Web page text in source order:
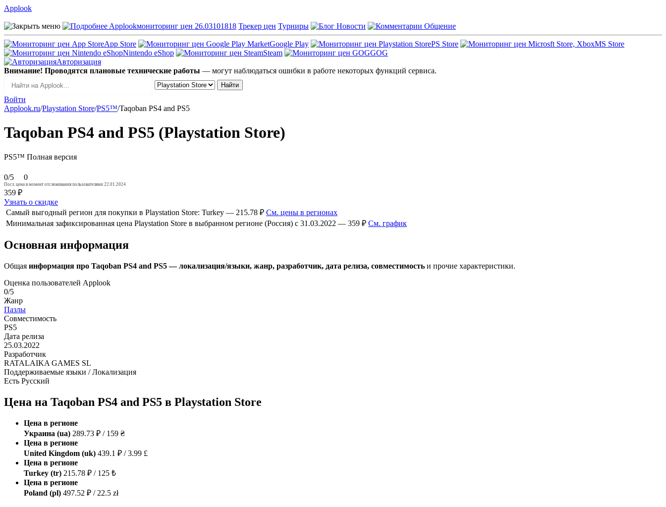
Applook
Applookмониторинг цен 26.03101818 Трекер цен Турниры Новости Общение
App Store Google Play PS Store
MS Store
Nintendo eShop
Steam
GOG
Авторизация
Внимание! Проводятся плановые технические работы — могут наблюдаться ошибки в работе некоторых функций сервиса.
Войти
Applook.ru/Playstation Store/PS5™/Taqoban PS4 and PS5
Taqoban PS4 and PS5 (Playstation Store)
PS5™ Полная версия
0/5 0
Посл. цена в момент отслеживания пользователями 22.01.2024
359 ₽
Узнать о скидке
Самый выгодный регион для покупки в Playstation Store: Turkey — 215.78 ₽ См. цены в регионах
Минимальная зафиксированная цена Playstation Store в выбранном регионе (Россия) с 31.03.2022 — 359 ₽ См. график
Основная информация
Общая информация про Taqoban PS4 and PS5 — локализация/языки, жанр, разработчик, дата релиза, совместимость и прочие характеристики.
Оценка пользователей Applook
0/5
Жанр
Пазлы
Совместимость
PS5
Дата релиза
25.03.2022
Разработчик
RATALAIKA GAMES SL
Поддерживаемые языки / Локализация
Есть Русский
Цена на Taqoban PS4 and PS5 в Playstation Store
Цена в регионе
Украина (ua) 289.73 ₽ / 159 ₴
Цена в регионе
United Kingdom (uk) 439.1 ₽ / 3.99 £
Цена в регионе
Turkey (tr) 215.78 ₽ / 125 ₺
Цена в регионе
Poland (pl) 497.52 ₽ / 22.5 zł